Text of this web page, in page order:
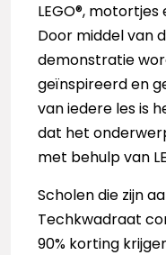
LEGO®,
Door middel van
demonstratie
geïnspireerd en
van iedere les is
dat het
met behulp van
Scholen die zijn
Techkwadraat
90% korting